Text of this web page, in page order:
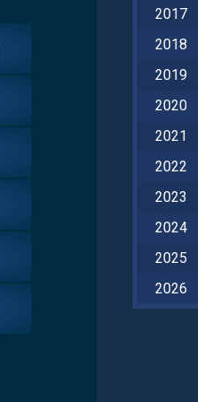
2017
2018
2019
2020
2021
2022
2023
2024
2025
2026